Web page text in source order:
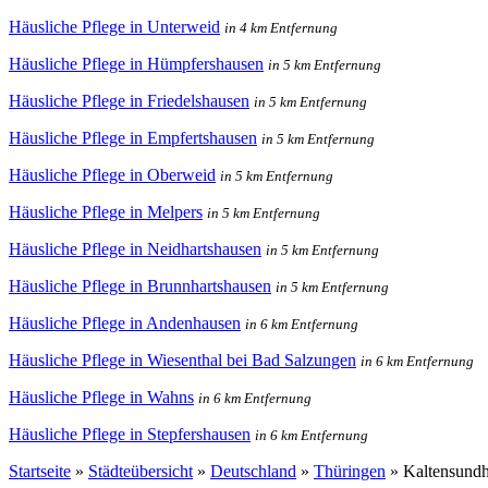
Häusliche Pflege in Unterweid in 4 km Entfernung
Häusliche Pflege in Hümpfershausen in 5 km Entfernung
Häusliche Pflege in Friedelshausen in 5 km Entfernung
Häusliche Pflege in Empfertshausen in 5 km Entfernung
Häusliche Pflege in Oberweid in 5 km Entfernung
Häusliche Pflege in Melpers in 5 km Entfernung
Häusliche Pflege in Neidhartshausen in 5 km Entfernung
Häusliche Pflege in Brunnhartshausen in 5 km Entfernung
Häusliche Pflege in Andenhausen in 6 km Entfernung
Häusliche Pflege in Wiesenthal bei Bad Salzungen in 6 km Entfernung
Häusliche Pflege in Wahns in 6 km Entfernung
Häusliche Pflege in Stepfershausen in 6 km Entfernung
Startseite » Städteübersicht » Deutschland » Thüringen »